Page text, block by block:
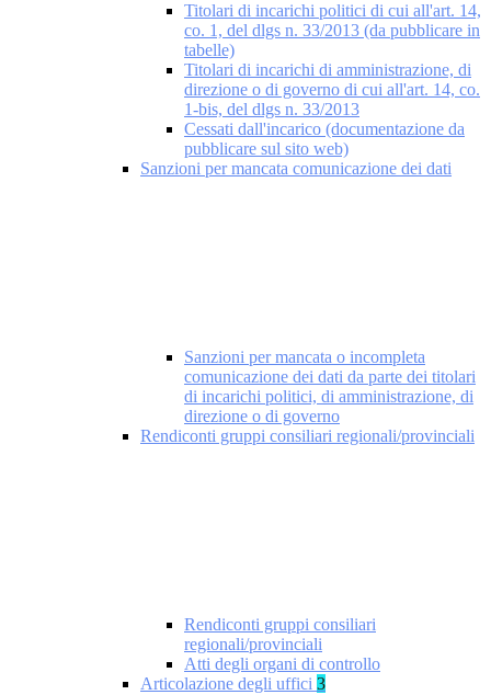
Titolari di incarichi politici di cui all'art. 14,
co. 1, del dlgs n. 33/2013 (da pubblicare in
tabelle)
Titolari di incarichi di amministrazione, di
direzione o di governo di cui all'art. 14, co.
1-bis, del dlgs n. 33/2013
Cessati dall'incarico (documentazione da
pubblicare sul sito web)
Sanzioni per mancata comunicazione dei dati
Sanzioni per mancata o incompleta
comunicazione dei dati da parte dei titolari
di incarichi politici, di amministrazione, di
direzione o di governo
Rendiconti gruppi consiliari regionali/provinciali
Rendiconti gruppi consiliari
regionali/provinciali
Atti degli organi di controllo
Articolazione degli uffici 3